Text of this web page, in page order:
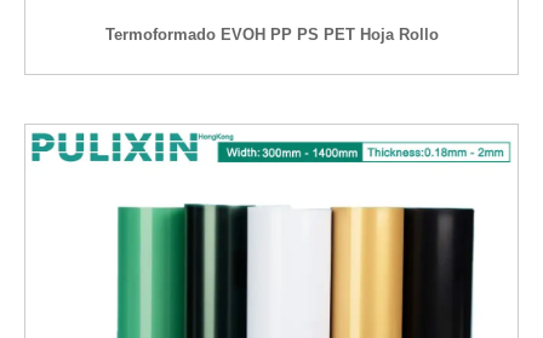
Termoformado EVOH PP PS PET Hoja Rollo